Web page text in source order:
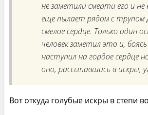
не заметили смерти его и
еще пылает рядом с трупом
смелое сердце. Только один
человек заметил это и,
наступил на гордое сердце
оно, рассыпавшись в искры,
Вот откуда голубые искры в степи